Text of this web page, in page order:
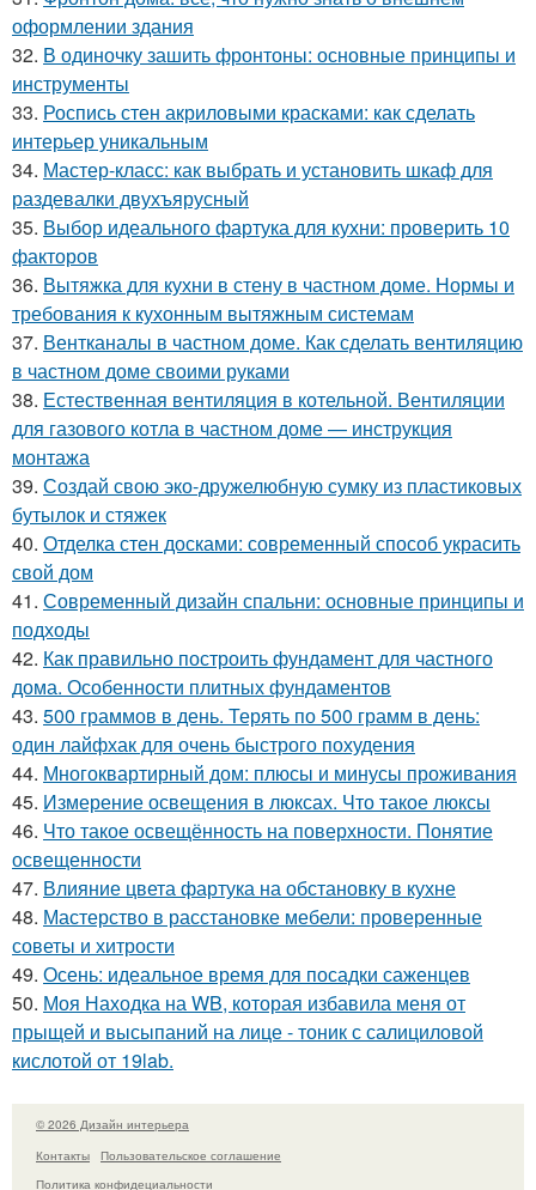
оформлении здания
32. В одиночку зашить фронтоны: основные принципы и
инструменты
33. Роспись стен акриловыми красками: как сделать
интерьер уникальным
34. Мастер-класс: как выбрать и установить шкаф для
раздевалки двухъярусный
35. Выбор идеального фартука для кухни: проверить 10
факторов
36. Вытяжка для кухни в стену в частном доме. Нормы и
требования к кухонным вытяжным системам
37. Вентканалы в частном доме. Как сделать вентиляцию
в частном доме своими руками
38. Естественная вентиляция в котельной. Вентиляции
для газового котла в частном доме — инструкция
монтажа
39. Создай свою эко-дружелюбную сумку из пластиковых
бутылок и стяжек
40. Отделка стен досками: современный способ украсить
свой дом
41. Современный дизайн спальни: основные принципы и
подходы
42. Как правильно построить фундамент для частного
дома. Особенности плитных фундаментов
43. 500 граммов в день. Терять по 500 грамм в день:
один лайфхак для очень быстрого похудения
44. Многоквартирный дом: плюсы и минусы проживания
45. Измерение освещения в люксах. Что такое люксы
46. Что такое освещённость на поверхности. Понятие
освещенности
47. Влияние цвета фартука на обстановку в кухне
48. Мастерство в расстановке мебели: проверенные
советы и хитрости
49. Осень: идеальное время для посадки саженцев
50. Моя Находка на WB, которая избавила меня от
прыщей и высыпаний на лице - тоник с салициловой
кислотой от 19lab.
© 2026 Дизайн интерьера
Контакты
Пользовательское соглашение
Политика конфидециальности